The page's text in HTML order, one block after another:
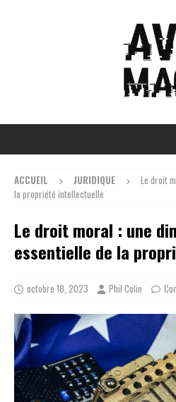
ACCUEIL JURIDIQUE
Le droit
la propriété intellectuelle
Le droit moral : une
essentielle de la
octobre 18, 2023 Phil Colin